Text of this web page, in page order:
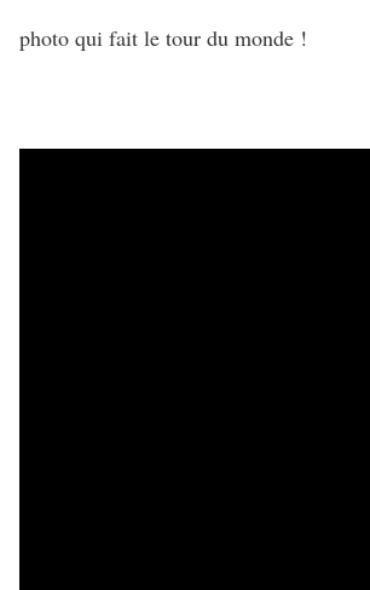
photo qui fait le tour du monde !